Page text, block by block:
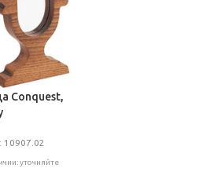
Conquest,
10907.02
уточняйте